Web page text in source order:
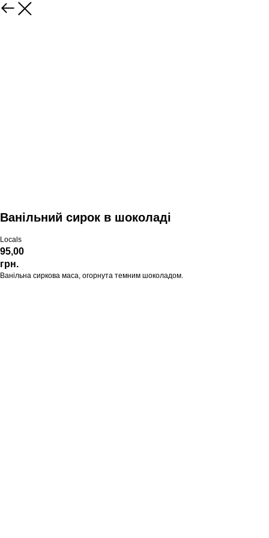
Ванільний сирок в шоколаді
Locals
95,00
грн.
Ванільна сиркова маса, огорнута темним шоколадом.